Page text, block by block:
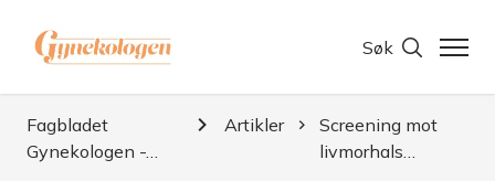
Søk
Fagbladet
Gynekologen -…
Artikler
Screening mot
livmorhals…